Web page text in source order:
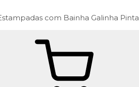
com Bainha Galinha